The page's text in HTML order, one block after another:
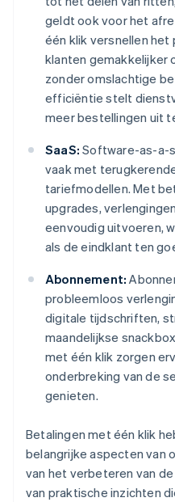
geldt ook voor het
één klik versnellen
klanten gemakkelijker
zonder omslachtige
efficiëntie stelt
meer bestellingen uit
SaaS: Software-as-a-
vaak met
tariefmodellen. Met
upgrades,
eenvoudig uitvoeren,
als de eindklant ten
Abonnement:
probleemloos
digitale tijdschriften,
maandelijkse
met één klik zorgen
onderbreking van de
genieten.
Betalingen met één klik
belangrijke aspecten van
van het verbeteren van
van praktische inzichten